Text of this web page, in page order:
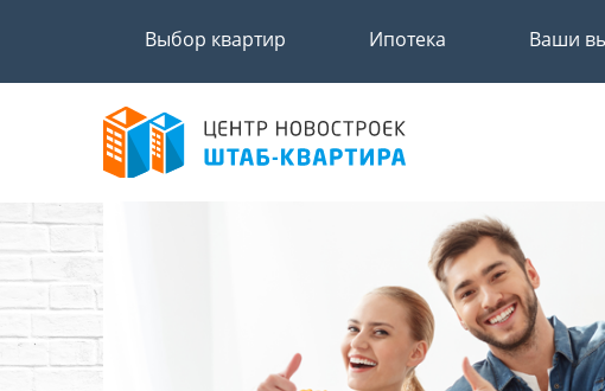
Выбор квартир Ипотека Ваши